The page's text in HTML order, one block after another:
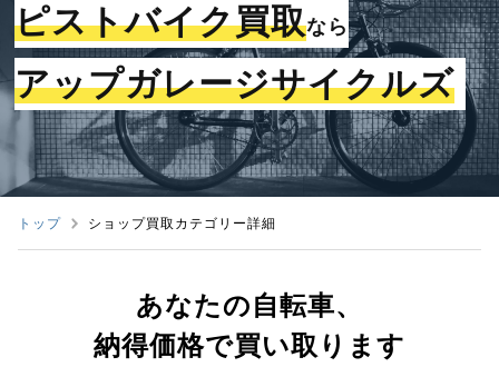
ピストバイク買取なら
アップガレージサイクルズ
トップ ショップ買取カテゴリー詳細
あなたの自転車、
納得価格で買い取ります